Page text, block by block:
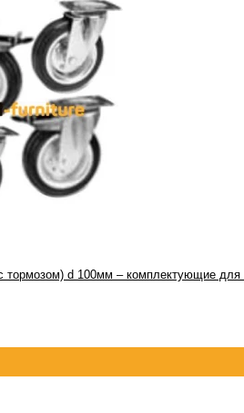
тормозом) d 100мм – комплектующие для